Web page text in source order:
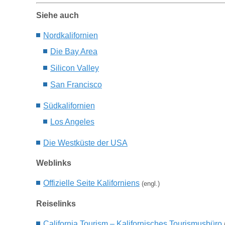
Siehe auch
Nordkalifornien
Die BayArea
Silicon Valley
San Francisco
Südkalifornien
LosAngeles
Die Westküste der USA
Weblinks
Offizielle Seite Kaliforniens (engl.)
Reiselinks